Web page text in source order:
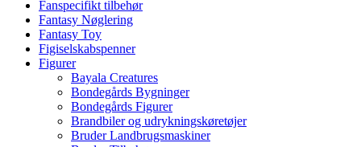
Fanspecifikt tilbehør
Fantasy Nøglering
Fantasy Toy
Figiselskabspenner
Figurer
Bayala Creatures
Bondegårds Bygninger
Bondegårds Figurer
Brandbiler og udrykningskøretøjer
Bruder Landbrugsmaskiner